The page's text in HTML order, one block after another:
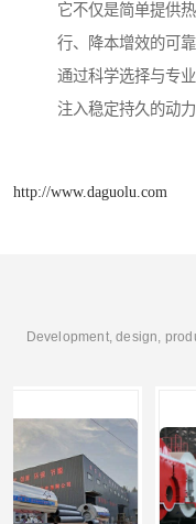
它不仅是简单提供
行、降本增效的可靠
通过科学选择与专
注入稳定持久的动
http://www.daguolu.com
Development, design,